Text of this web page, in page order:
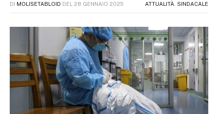
DI MOLISETABLOID DEL 28 GENNAIO 2025 ATTUALITÀ SINDACALE